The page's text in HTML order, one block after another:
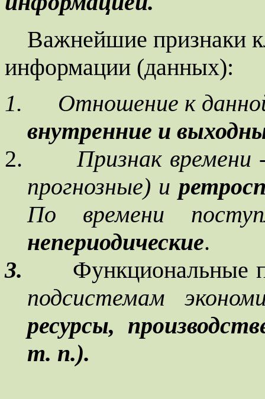
Важнейшие признаки
информации (данных):
1.
Отношение к
внутренние и
2.
Признак времени
прогнозные) и
По времени
непериодические.
3.
Функциональные
подсистемам
ресурсы,
т. п.).